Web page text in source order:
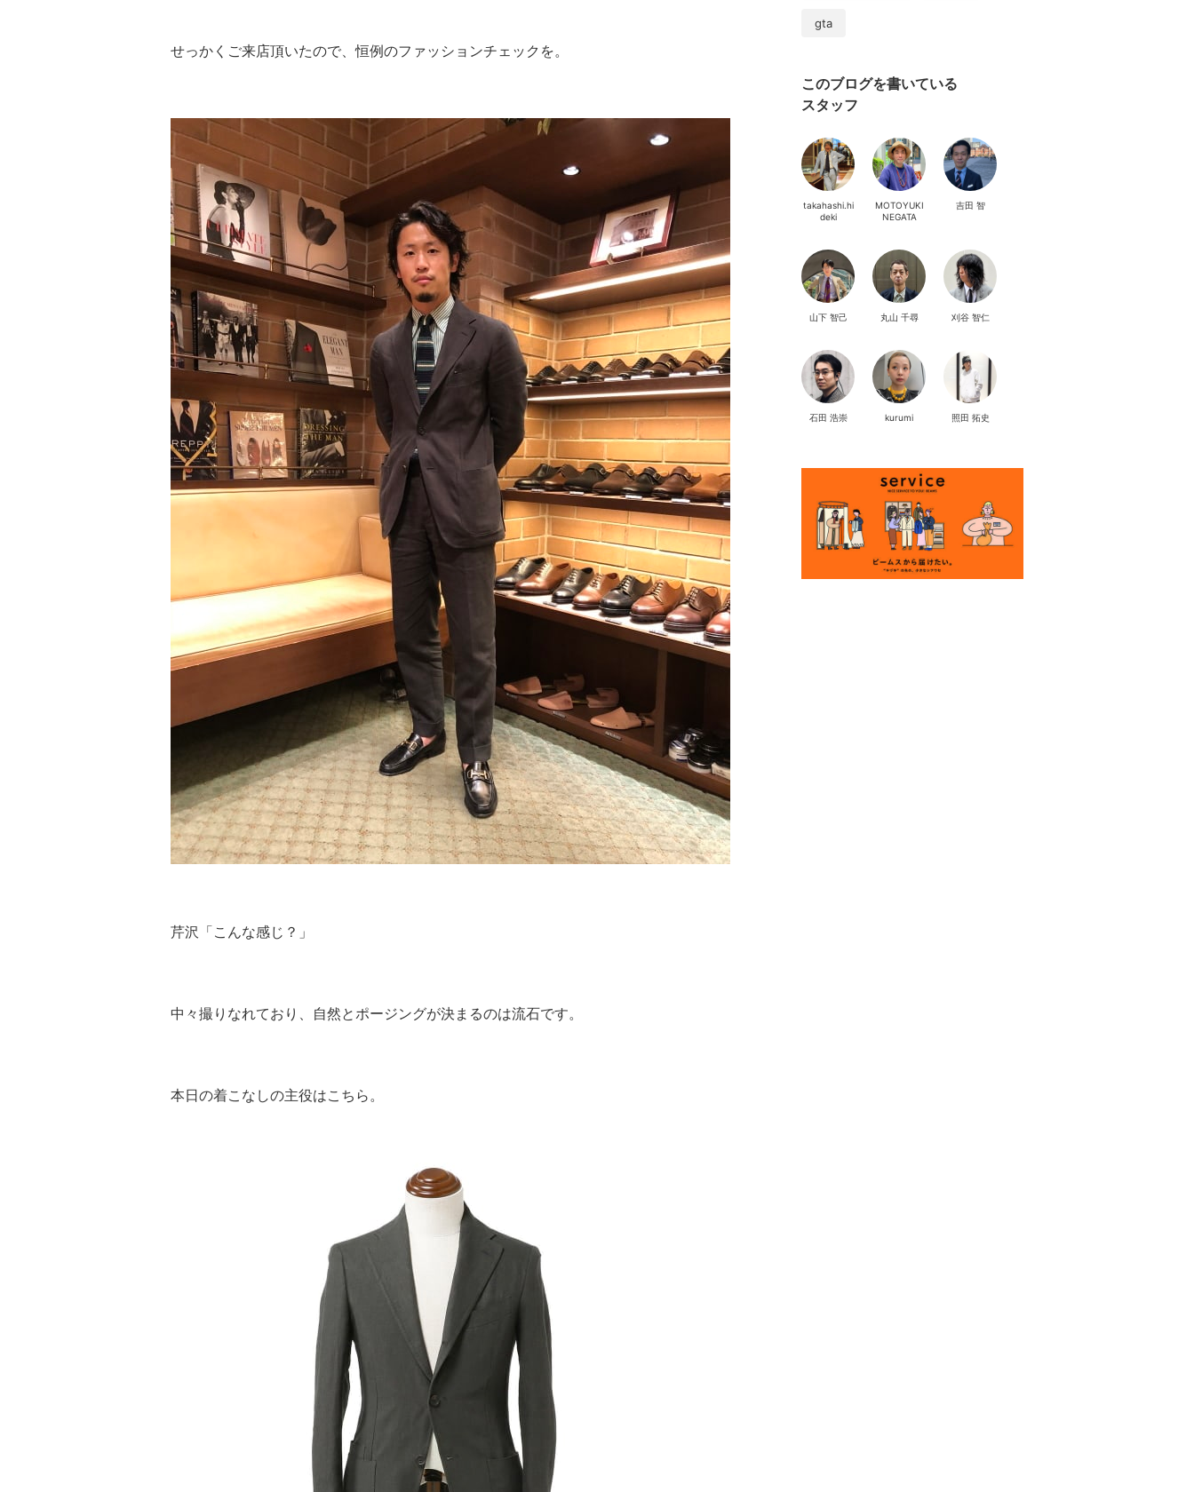
せっかくご来店頂いたので、恒例のファッションチェックを。
芹沢「こんな感じ？」
中々撮りなれており、自然とポージングが決まるのは流石です。
本日の着こなしの主役はこちら。
gta
このブログを書いている
スタッフ
takahashi.hi
deki
MOTOYUKI
NEGATA
吉田 智
山下 智己 丸山 千尋 刈谷 智仁
石田 浩崇 kurumi 照田 拓史